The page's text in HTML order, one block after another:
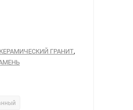
КЕРАМИЧЕСКИЙ ГРАНИТ,